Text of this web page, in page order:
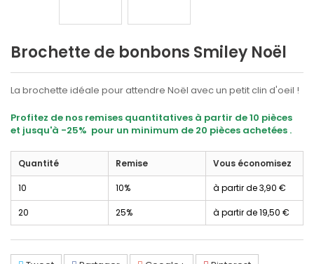
Brochette de bonbons Smiley Noël
La brochette idéale pour attendre Noël avec un petit clin d'oeil !
Profitez de nos remises quantitatives à partir de 10 pièces
et jusqu'à -25% pour un minimum de 20 pièces achetées .
Quantité Remise Vous économisez
10 10% à partir de3,90 €
20 25% à partir de19,50 €